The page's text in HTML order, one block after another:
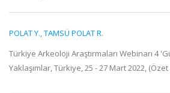
POLAT Y.,TAMSÜ POLAT R.
Türkiye Arkeoloji Araştırmaları Webinarı 4
Yaklaşımlar, Türkiye, 25 - 27 Mart 2022,